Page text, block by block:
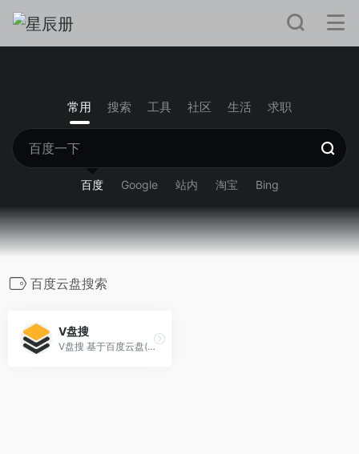
常用 搜索 工具 社区 生活 求职
百度 Google 站内 淘宝 Bing
百度云盘搜索
V盘搜
V盘搜 基于百度云盘(百度网盘)资源搜索，致力于云盘资源的技术收集和整理，千万级的大数据量,每天都会更新收录大量视频,种子,小说,壁纸,音乐等优质网盘资源,各种百度网盘资源你懂的